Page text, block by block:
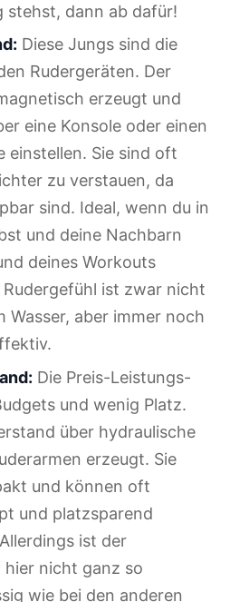
stehst, dann ab dafür!
Diese Jungs sind die
Rudergeräten. Der
erzeugt und
eine Konsole oder einen
einstellen. Sie sind oft
zu verstauen, da
sind. Ideal, wenn du in
und deine Nachbarn
deines Workouts
ist zwar nicht
Wasser, aber immer noch
Die Preis-Leistungs-
und wenig Platz.
über hydraulische
erzeugt. Sie
und können oft
und platzsparend
ist der
hier nicht ganz so
wie bei den anderen